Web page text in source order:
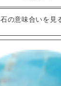
石の意味合いを見